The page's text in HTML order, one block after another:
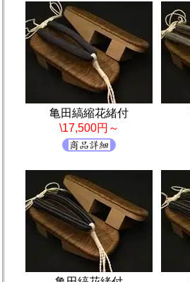
亀田縞縮花緒付
\17,500円～